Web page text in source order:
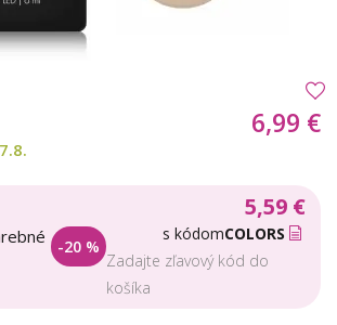
6,99 €
-20 %
5,59 €
s kódomCOLORS
Zadajte zľavový kód do
košíka